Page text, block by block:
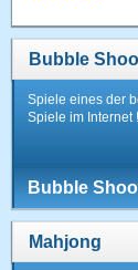
Bubble
Spiele eines der
Spiele im Internet
Bubble
Mahjong